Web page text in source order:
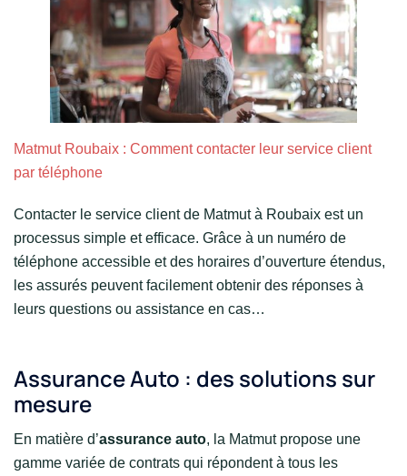
Matmut Roubaix : Comment contacter leur service client
par téléphone
Contacter le service client de Matmut à Roubaix est un
processus simple et efficace. Grâce à un numéro de
téléphone accessible et des horaires d’ouverture étendus,
les assurés peuvent facilement obtenir des réponses à
leurs questions ou assistance en cas…
Assurance Auto : des solutions sur
mesure
En matière d’assurance auto, la Matmut propose une
gamme variée de contrats qui répondent à tous les